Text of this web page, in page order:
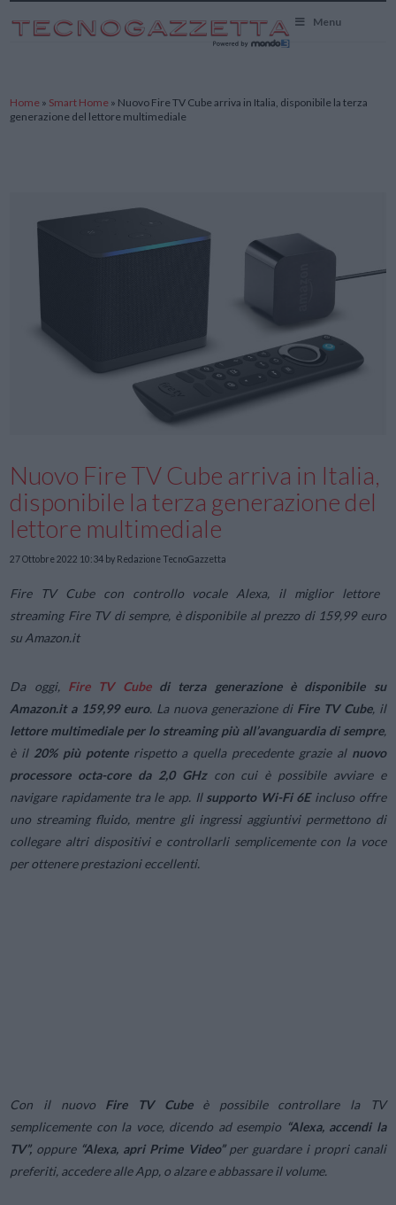
Menu
Home » Smart Home » Nuovo Fire TV Cube arriva in Italia, disponibile la terza
generazione del lettore multimediale
Nuovo Fire TV Cube arriva in Italia,
disponibile la terza generazione del
lettore multimediale
27 Ottobre 2022 10:34 by Redazione TecnoGazzetta
Fire TV Cube con controllo vocale Alexa, il miglior lettore
streaming Fire TV di sempre, è disponibile al prezzo di 159,99 euro
su Amazon.it
Da oggi, Fire TV Cubedi terza generazione è disponibile su
Amazon.it a 159,99 euro. La nuova generazione di Fire TV Cube, il
lettore multimediale per lo streaming più all’avanguardia di sempre,
è il 20% più potenterispetto a quella precedente grazie al nuovo
processore octa-core da 2,0 GHzcon cui è possibile avviare e
navigare rapidamente tra le app. Il supporto Wi-Fi 6Eincluso offre
uno streaming fluido, mentre gli ingressi aggiuntivi permettono di
collegare altri dispositivi e controllarli semplicemente con la voce
per ottenere prestazioni eccellenti.
Con il nuovo Fire TV Cubeè possibile controllare la TV
semplicemente con la voce, dicendo ad esempio “Alexa, accendi la
TV”, oppure “Alexa, apri Prime Video”per guardare i propri canali
preferiti, accedere alle App, o alzare e abbassare il volume.